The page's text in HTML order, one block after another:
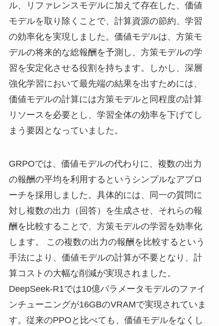
ル、リファレンスモデルに加えて存在した、価値
モデルを取り除くことで、計算資源の節約、学習
の効率化を実現しました。価値モデルは、方策モ
デルの将来的な総報酬を予測し、方策モデルの学
習を安定化させる役割を持ちます。しかし、深層
強化学習において最先端の結果を出すためには、
価値モデルの計算には方策モデルと同程度の計算
リソースを必要とし、学習全体の効率を下げてし
まう要因となっていました。
GRPOでは、価値モデルの代わりに、複数の出力
の報酬の平均を利用するというシンプルなアプロ
ーチを採用しました。具体的には、同一の質問に
対し複数の出力（回答）を生成させ、それらの報
酬を比較することで、方策モデルの学習を効率化
します。 この複数の出力の報酬を比較するという
手法により、価値モデルの計算が不要となり、計
算コストの大幅な削減が実現されました。
DeepSeek-R1では10億パラメータモデルのファイ
ンチューニングが16GBのVRAMで実現されていま
す。従来のPPOと比べても、価値モデルをなくし